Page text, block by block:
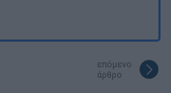
επόμενο
άρθρο